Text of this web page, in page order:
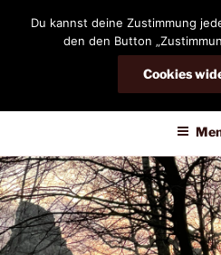
DIANDRA-CIRCLE
Du kannst deine Zustimmung
den den Button
Cookies